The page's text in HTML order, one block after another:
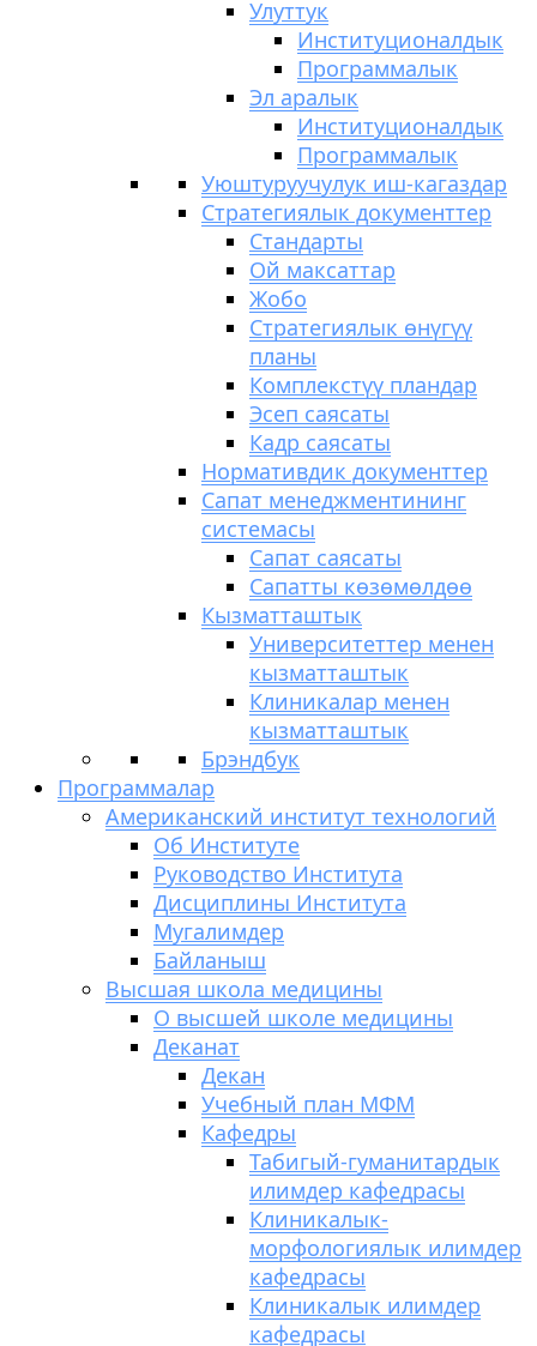
Улуттук
Институционалдык
Программалык
Эл аралык
Институционалдык
Программалык
Уюштуруучулук иш-кагаздар
Стратегиялык документтер
Стандарты
Ой максаттар
Жобо
Стратегиялык өнүгүү
планы
Комплекстүү пландар
Эсеп саясаты
Кадр саясаты
Нормативдик документтер
Сапат менеджментининг
системасы
Сапат саясаты
Сапатты көзөмөлдөө
Кызматташтык
Университеттер менен
кызматташтык
Клиникалар менен
кызматташтык
Брэндбук
Программалар
Американский институт технологий
Об Институте
Руководство Института
Дисциплины Института
Мугалимдер
Байланыш
Высшая школа медицины
О высшей школе медицины
Деканат
Декан
Учебный план МФМ
Кафедры
Табигый-гуманитардык
илимдер кафедрасы
Клиникалык-
морфологиялык илимдер
кафедрасы
Клиникалык илимдер
кафедрасы